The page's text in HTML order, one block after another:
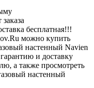
бесплатная!!!
можно купить
настенный Navien
и доставку
а также просмотреть
настенный